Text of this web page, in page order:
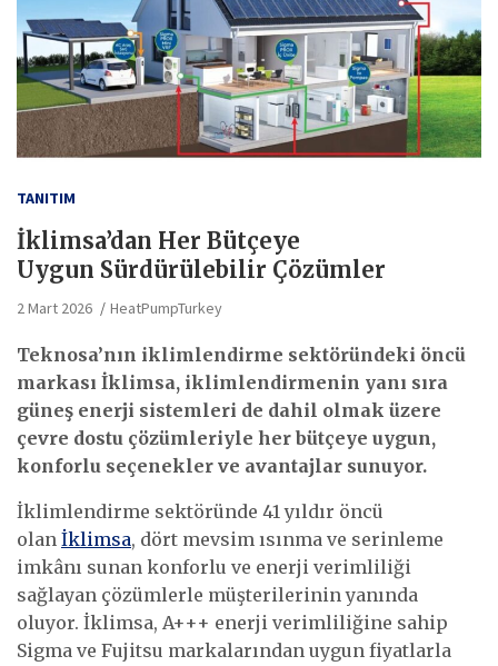
TANITIM
İklimsa’dan Her Bütçeye
Uygun Sürdürülebilir Çözümler
2 Mart 2026 HeatPumpTurkey
Teknosa’nın iklimlendirme sektöründeki öncü
markası İklimsa, iklimlendirmenin yanı sıra
güneş enerji sistemleri de dahil olmak üzere
çevre dostu çözümleriyle her bütçeye uygun,
konforlu seçenekler ve avantajlar sunuyor.
İklimlendirme sektöründe 41 yıldır öncü
olan İklimsa, dört mevsim ısınma ve serinleme
imkânı sunan konforlu ve enerji verimliliği
sağlayan çözümlerle müşterilerinin yanında
oluyor. İklimsa, A+++ enerji verimliliğine sahip
Sigma ve Fujitsu markalarından uygun fiyatlarla